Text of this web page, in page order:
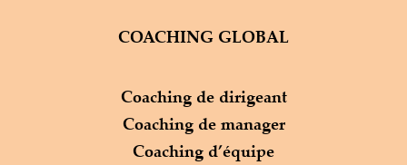
COACHING GLOBAL
Coaching de dirigeant
Coaching de manager
Coaching d’équipe